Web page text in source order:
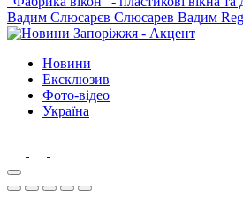
Вадим Слюсарєв Слюсарев Вадим
Новини
Ексклюзив
Фото-відео
Україна